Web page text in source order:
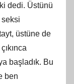
dedi. Üstünü
seksi
üstüne de
başladık. Bu
ben